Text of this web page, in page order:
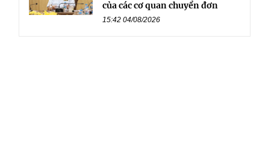
của các cơ quan chuyển đơn
15:42 04/08/2026